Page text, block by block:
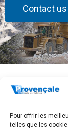
Pour offrir les
telles que les
Contact
Connected!
to receive